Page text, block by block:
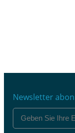
Newsletter